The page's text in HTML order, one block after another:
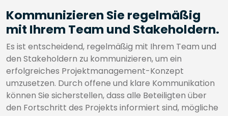
Kommunizieren Sie regelmäßig
mit Ihrem Team und Stakeholdern.
Es ist entscheidend, regelmäßig mit Ihrem Team und
den Stakeholdern zu kommunizieren, um ein
erfolgreiches Projektmanagement-Konzept
umzusetzen. Durch offene und klare Kommunikation
können Sie sicherstellen, dass alle Beteiligten über
den Fortschritt des Projekts informiert sind, mögliche